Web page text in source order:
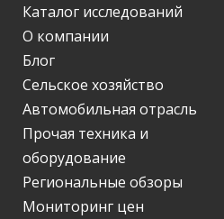
Каталог исследований
О компании
Блог
Сельское хозяйство
Автомобильная отрасль
Прочая техника и
оборудование
Региональные обзоры
Мониторинг цен